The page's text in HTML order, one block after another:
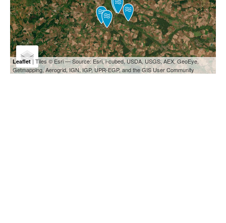
Leaflet| Tiles © Esri — Source: Esri, i-cubed, USDA, USGS, AEX, GeoEye,
Getmapping, Aerogrid, IGN, IGP, UPR-EGP, and the GIS User Community